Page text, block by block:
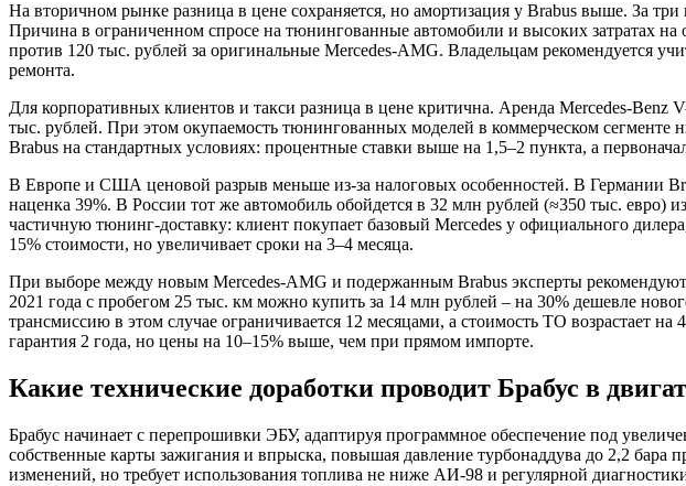
На вторичном рынке разница в цене сохраняется, но амортизация у Brabus выше. За три
Причина в ограниченном спросе на тюнингованные автомобили и высоких затратах
против 120 тыс. рублей за оригинальные Mercedes-AMG. Владельцам рекомендуется
ремонта.
Для корпоративных клиентов и такси разница в цене критична. Аренда Mercedes-Benz
тыс. рублей. При этом окупаемость тюнингованных моделей в коммерческом
Brabus на стандартных условиях: процентные ставки выше на 1,5–2 пункта, а
В Европе и США ценовой разрыв меньше из-за налоговых особенностей. В Германии
наценка 39%. В России тот же автомобиль обойдется в 32 млн рублей (≈350 тыс.
частичную тюнинг-доставку: клиент покупает базовый Mercedes у официального
15% стоимости, но увеличивает сроки на 3–4 месяца.
При выборе между новым Mercedes-AMG и подержанным Brabus эксперты
2021 года с пробегом 25 тыс. км можно купить за 14 млн рублей – на 30% дешевле
трансмиссию в этом случае ограничивается 12 месяцами, а стоимость ТО возрастает
гарантия 2 года, но цены на 10–15% выше, чем при прямом импорте.
Какие технические доработки проводит Брабус в
Брабус начинает с перепрошивки ЭБУ, адаптируя программное обеспечение под
собственные карты зажигания и впрыска, повышая давление турбонаддува до 2,2 бара
изменений, но требует использования топлива не ниже АИ-98 и регулярной